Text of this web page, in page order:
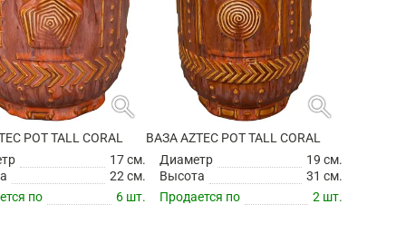
search
POT TALL CORAL
17 см.
22 см.
по
6 шт.
search
ВАЗА AZTEC POT TALL CORAL
Диаметр
19 см.
Высота
31 см.
Продается по
2 шт.